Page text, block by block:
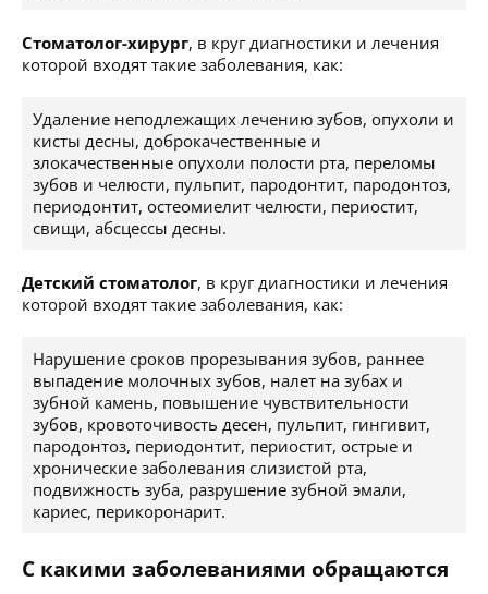
Стоматолог-хирург, в круг диагностики и лечения
которой входят такие заболевания, как:
Удаление неподлежащих лечению зубов, опухоли и
кисты десны, доброкачественные и
злокачественные опухоли полости рта, переломы
зубов и челюсти, пульпит, пародонтит, пародонтоз,
периодонтит, остеомиелит челюсти, периостит,
свищи, абсцессы десны.
Детский стоматолог, в круг диагностики и лечения
которой входят такие заболевания, как:
Нарушение сроков прорезывания зубов, раннее
выпадение молочных зубов, налет на зубах и
зубной камень, повышение чувствительности
зубов, кровоточивость десен, пульпит, гингивит,
пародонтоз, периодонтит, периостит, острые и
хронические заболевания слизистой рта,
подвижность зуба, разрушение зубной эмали,
кариес, перикоронарит.
С какими заболеваниями обращаются